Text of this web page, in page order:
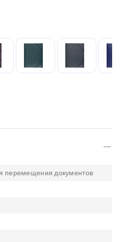
перемещения документов